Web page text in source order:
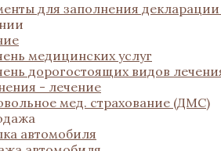
для заполнения
медицинских услуг
дорогостоящих видов
- лечение
мед. страхование (ДМС)
автомобиля